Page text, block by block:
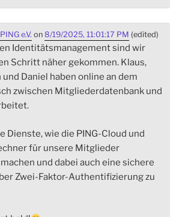
e.V. on 8/19/2025, 11:01:17 PM (edited)
Identitätsmanagement sind wir
Schritt näher gekommen. Klaus,
und Daniel haben online an dem
zwischen Mitgliederdatenbank und
Dienste, wie die PING-Cloud und
für unsere Mitglieder
und dabei auch eine sichere
Zwei-Faktor-Authentifizierung zu